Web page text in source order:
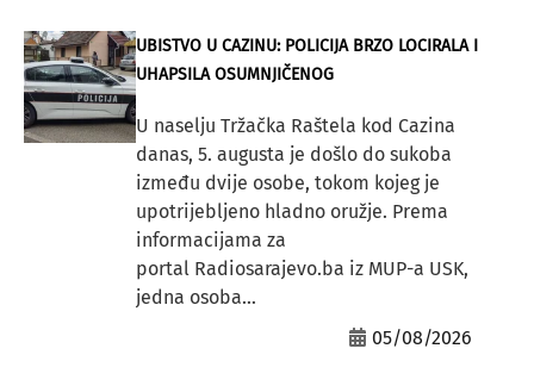
UBISTVO U CAZINU: POLICIJA BRZO LOCIRALA I
UHAPSILA OSUMNJIČENOG
U naselju Tržačka Raštela kod Cazina
danas, 5. augusta je došlo do sukoba
između dvije osobe, tokom kojeg je
upotrijebljeno hladno oružje. Prema
informacijama za
portal Radiosarajevo.ba iz MUP-a USK,
jedna osoba...
05/08/2026